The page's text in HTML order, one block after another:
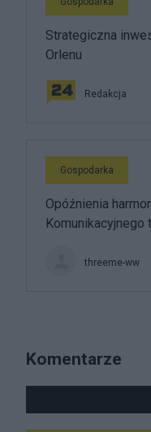
Strategiczna
Orlenu
Redakcja
Gospodarka
Opóźnienia
Komunikacyjnego
threeme-ww
Komentarze